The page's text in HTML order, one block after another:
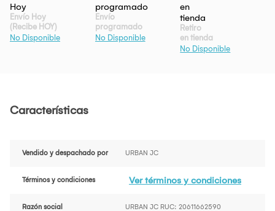
Envío Hoy
(Recibe HOY)
No Disponible
Envío
programado
No Disponible
Retiro
en tienda
No Disponible
Características
Vendido y despachado por URBAN JC
Términos y condiciones Ver términos y condiciones
Razón social URBAN JC RUC: 20611662590